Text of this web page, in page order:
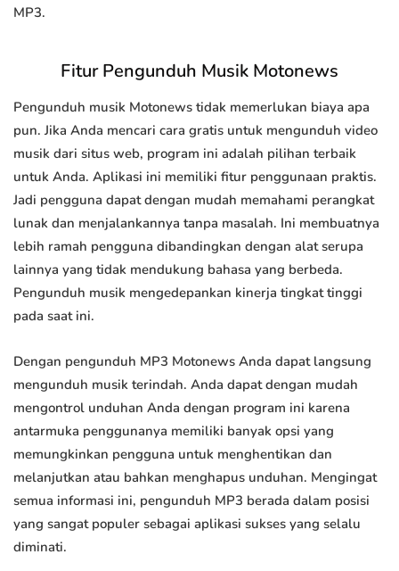
MP3.
Fitur Pengunduh Musik Motonews
Pengunduh musik Motonews tidak memerlukan biaya apa
pun. Jika Anda mencari cara gratis untuk mengunduh video
musik dari situs web, program ini adalah pilihan terbaik
untuk Anda. Aplikasi ini memiliki fitur penggunaan praktis.
Jadi pengguna dapat dengan mudah memahami perangkat
lunak dan menjalankannya tanpa masalah. Ini membuatnya
lebih ramah pengguna dibandingkan dengan alat serupa
lainnya yang tidak mendukung bahasa yang berbeda.
Pengunduh musik mengedepankan kinerja tingkat tinggi
pada saat ini.
Dengan pengunduh MP3 Motonews Anda dapat langsung
mengunduh musik terindah. Anda dapat dengan mudah
mengontrol unduhan Anda dengan program ini karena
antarmuka penggunanya memiliki banyak opsi yang
memungkinkan pengguna untuk menghentikan dan
melanjutkan atau bahkan menghapus unduhan. Mengingat
semua informasi ini, pengunduh MP3 berada dalam posisi
yang sangat populer sebagai aplikasi sukses yang selalu
diminati.